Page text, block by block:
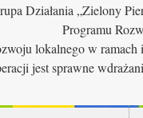
Działania „Zielony
Programu
lokalnego w
jest sprawne